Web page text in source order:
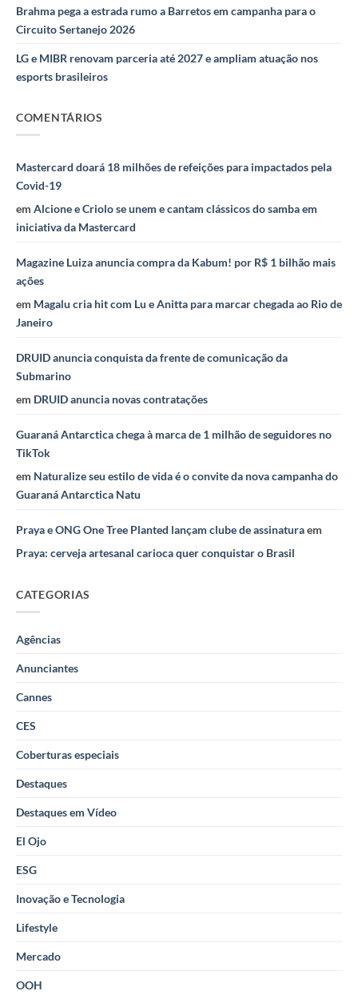
Brahma pega a estrada rumo a Barretos em campanha para o
Circuito Sertanejo 2026
LG e MIBR renovam parceria até 2027 e ampliam atuação nos
esports brasileiros
COMENTÁRIOS
Mastercard doará 18 milhões de refeições para impactados pela
Covid-19
em Alcione e Criolo se unem e cantam clássicos do samba em
iniciativa da Mastercard
Magazine Luiza anuncia compra da Kabum! por R$ 1 bilhão mais
ações
em Magalu cria hit com Lu e Anitta para marcar chegada ao Rio de
Janeiro
DRUID anuncia conquista da frente de comunicação da
Submarino
em DRUID anuncia novas contratações
Guaraná Antarctica chega à marca de 1 milhão de seguidores no
TikTok
em Naturalize seu estilo de vida é o convite da nova campanha do
Guaraná Antarctica Natu
Praya e ONG One Tree Planted lançam clube de assinaturaem
Praya: cerveja artesanal carioca quer conquistar o Brasil
CATEGORIAS
Agências
Anunciantes
Cannes
CES
Coberturas especiais
Destaques
Destaques em Vídeo
El Ojo
ESG
Inovação e Tecnologia
Lifestyle
Mercado
OOH